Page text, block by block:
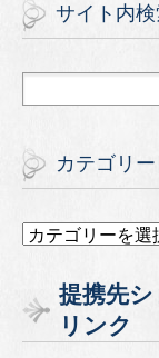
サイト内検
カテゴリー
カ
リ
ー
提携先
リンク